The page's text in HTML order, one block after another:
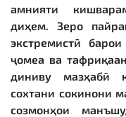
амнияти
диҳем. Зеро
экстремистӣ
ҷомеа ва
диниву мазҳабӣ
сохтани сокинони
созмонҳои